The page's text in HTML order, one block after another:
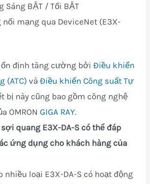
Sáng BẬT / Tối BẬT
nối mạng qua DeviceNet (E3X-
ổn định tăng cường bởi Điều khiển
(ATC) và Điều khiển Công suất Tự
bị này cũng bao gồm công nghệ
OMRONGIGA RAY.
quang E3X-DA-S có thể đáp
ứng dụng cho khách hàng của
nhiều loại E3X-DA-S có hoạt động